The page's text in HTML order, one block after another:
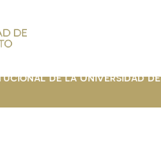
de la Universidad de